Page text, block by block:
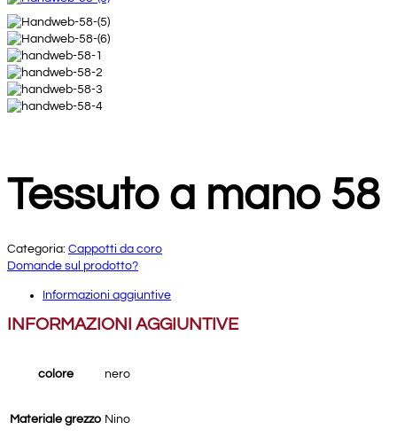
Tessuto a mano 58
Categoria: Cappotti da coro
Domande sul prodotto?
Informazioni aggiuntive
INFORMAZIONI AGGIUNTIVE
colore nero
Materiale grezzo Nino